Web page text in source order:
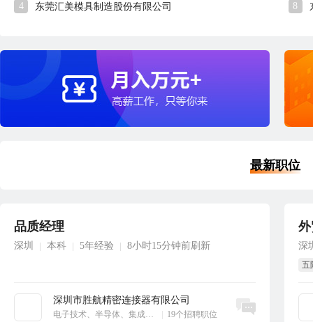
4 东莞汇美模具制造股份有限公司 8
最新职位
品质经理
深圳 本科 5年经验 8小时15分钟前刷新
深圳市胜航精密连接器有限公司
电子技术、半导体、集成电路 19个招聘职位
立即沟通
深
五